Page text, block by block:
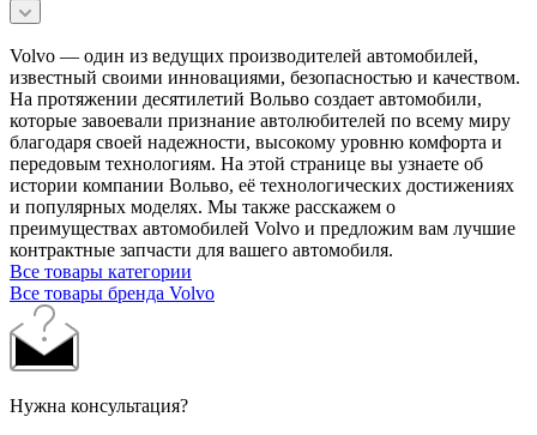
Volvo — один из ведущих производителей автомобилей,
известный своими инновациями, безопасностью и качеством.
На протяжении десятилетий Вольво создает автомобили,
которые завоевали признание автолюбителей по всему миру
благодаря своей надежности, высокому уровню комфорта и
передовым технологиям. На этой странице вы узнаете об
истории компании Вольво, её технологических достижениях
и популярных моделях. Мы также расскажем о
преимуществах автомобилей Volvo и предложим вам лучшие
контрактные запчасти для вашего автомобиля.
Все товары категории
Все товары бренда Volvo
Нужна консультация?